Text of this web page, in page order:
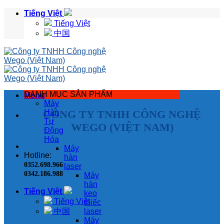
Skip
Tiếng Việt
Tiếng Việt
中国
Menu
CÔNG TY TNHH CÔNG NGHỆ
WEGO (VIỆT NAM)
Hotline:
0352.698.966
0342.186.988
Tiếng Việt
Tiếng Việt
中国
DANH MỤC SẢN PHẨM
Máy
Hàn
Tự
Động
Hóa
Máy
hàn
laser
Máy
hàn
keo
thiếc
laser
Máy